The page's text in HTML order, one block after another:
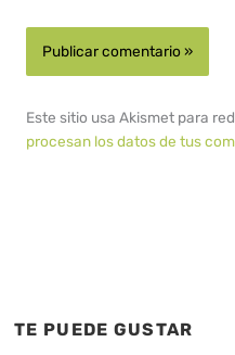
Este sitio usa Akismet para
procesan los datos de tus
TE PUEDE GUSTAR